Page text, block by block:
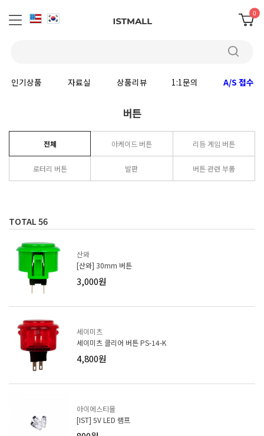
0
인기상품 자료실 상품리뷰 1:1문의 A/S 접수
버튼
전체 아케이드 버튼 리듬 게임 버튼
로터리 버튼 발판 버튼 관련 부품
TOTAL56
산와
[산와] 30mm 버튼
3,000원
세이미츠
세이미츠 클리어 버튼 PS-14-K
4,800원
아이에스티몰
[IST] 5V LED 램프